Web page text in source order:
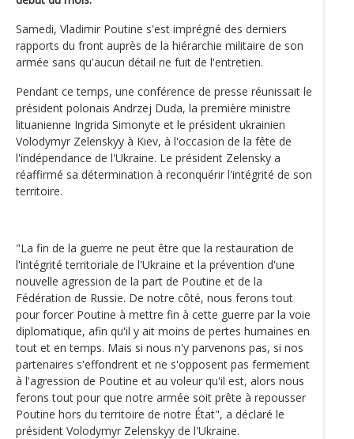
Samedi, Vladimir Poutine s'est imprégné des derniers
rapports du front auprès de la hiérarchie militaire de son
armée sans qu'aucun détail ne fuit de l'entretien.
Pendant ce temps, une conférence de presse réunissait le
président polonais Andrzej Duda, la première ministre
lituanienne Ingrida Simonyte et le président ukrainien
Volodymyr Zelenskyy à Kiev, à l'occasion de la fête de
l'indépendance de l'Ukraine. Le président Zelensky a
réaffirmé sa détermination à reconquérir l'intégrité de son
territoire.
"La fin de la guerre ne peut être que la restauration de
l'intégrité territoriale de l'Ukraine et la prévention d'une
nouvelle agression de la part de Poutine et de la
Fédération de Russie. De notre côté, nous ferons tout
pour forcer Poutine à mettre fin à cette guerre par la voie
diplomatique, afin qu'il y ait moins de pertes humaines en
tout et en temps. Mais si nous n'y parvenons pas, si nos
partenaires s'effondrent et ne s'opposent pas fermement
à l'agression de Poutine et au voleur qu'il est, alors nous
ferons tout pour que notre armée soit prête à repousser
Poutine hors du territoire de notre État", a déclaré le
président Volodymyr Zelenskyy de l'Ukraine.